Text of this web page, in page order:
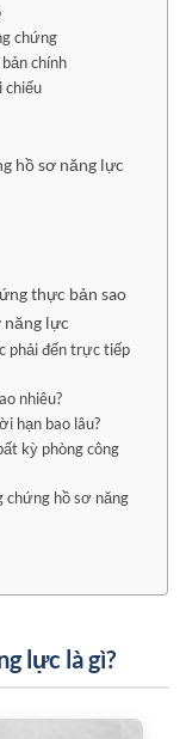
chứng
chính
chiếu
hồ sơ năng lực
thực bản sao
năng lực
phải đến trực tiếp
nhiêu?
hạn bao lâu?
kỳ phòng công
chứng hồ sơ năng
lực là gì?